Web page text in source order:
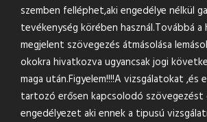
szemben felléphet,aki engedélye nélkül
tevékenység körében használ.Továbbá a
megjelent szövegezés átmásolása
okokra hivatkozva ugyancsak jogi
maga után.Figyelem!!!!A vizsgálatokat ,és
tartozó erősen kapcsolodó szövegezést
engedélyezet aki ennek a tipusú